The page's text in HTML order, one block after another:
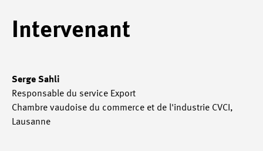
Intervenant
Serge Sahli
Responsable du service Export
Chambre vaudoise du commerce et de l'industrie CVCI,
Lausanne